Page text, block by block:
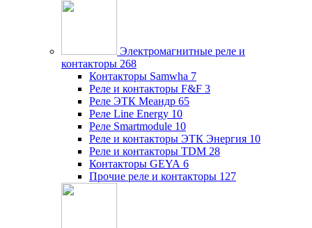
Электромагнитные реле и
контакторы 268
Контакторы Samwha 7
Реле и контакторы F&F 3
Реле ЭТК Меандр 65
Реле Line Energy 10
Реле Smartmodule 10
Реле и контакторы ЭТК Энергия 10
Реле и контакторы TDM 28
Контакторы GEYA 6
Прочие реле и контакторы 127